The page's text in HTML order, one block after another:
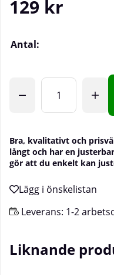
129 kr
Antal:
Bra, kvalitativt och
långt och har en
gör att du enkelt kan
Leverans: 1-2
Liknande